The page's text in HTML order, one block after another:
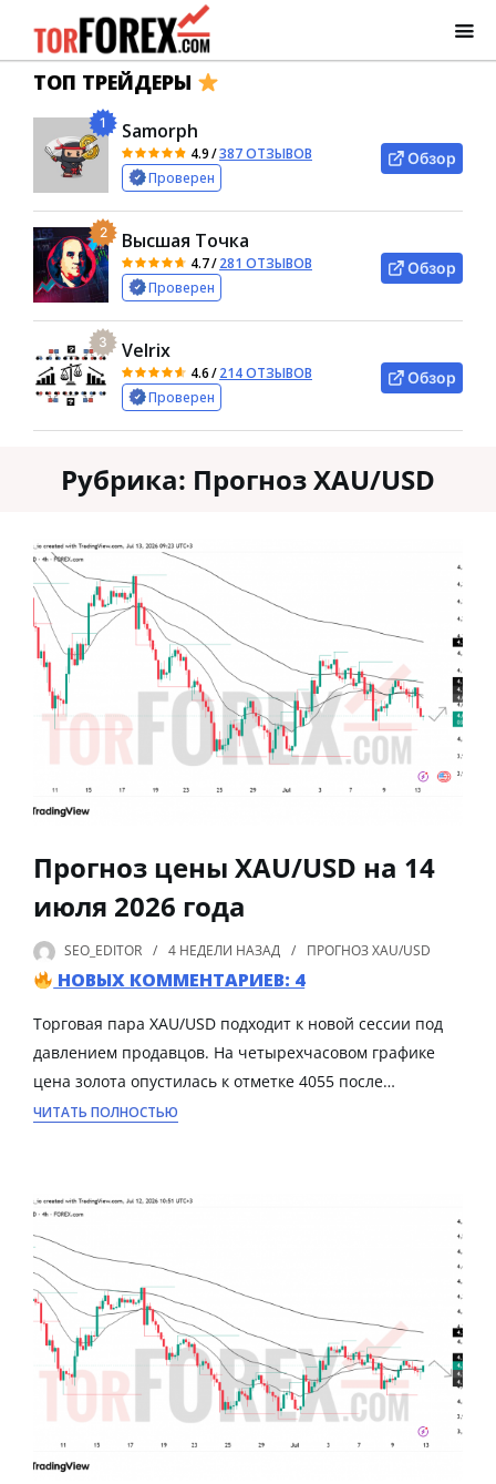
ТОП ТРЕЙДЕРЫ
1 Samorph
4.9/387 ОТЗЫВОВ
Проверен
Обзор
2 Высшая Точка
4.7/281 ОТЗЫВОВ
Проверен
Обзор
3 Velrix
4.6/214 ОТЗЫВОВ
Проверен
Обзор
Рубрика: Прогноз XAU/USD
Прогноз цены XAU/USD на 14
июля 2026 года
SEO_EDITOR 4 НЕДЕЛИ НАЗАД ПРОГНОЗ XAU/USD
НОВЫХ КОММЕНТАРИЕВ: 4
Торговая пара XAU/USD подходит к новой сессии под
давлением продавцов. На четырехчасовом графике
цена золота опустилась к отметке 4055 после…
ЧИТАТЬ ПОЛНОСТЬЮ